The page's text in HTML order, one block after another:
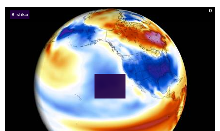
6 slika
0